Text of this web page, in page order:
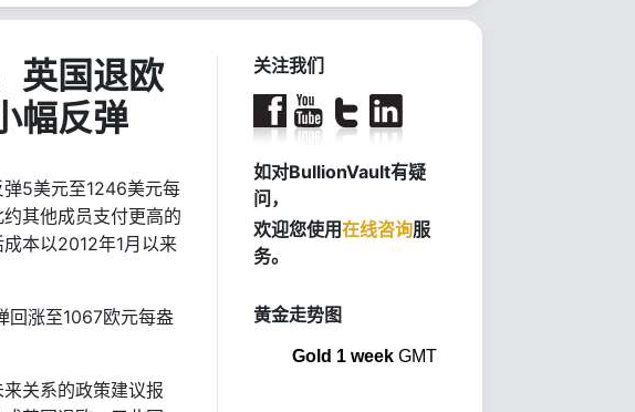
英国退欧
幅反弹
弹5美元至1246美元每
其他成员支付更高的
本以2012年1月以来
回涨至1067欧元每盎
关系的政策建议报
关注我们
如对BullionVault有疑
问，
欢迎您使用在线咨询服
务。
黄金走势图
Gold 1 weekGMT